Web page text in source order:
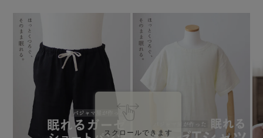
スクロールできます